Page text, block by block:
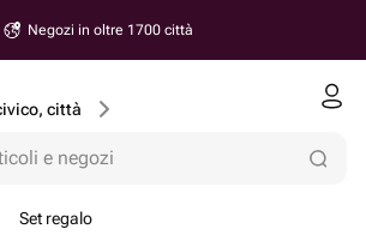
Negozi in oltre 1700 città
città
e negozi
Set regalo